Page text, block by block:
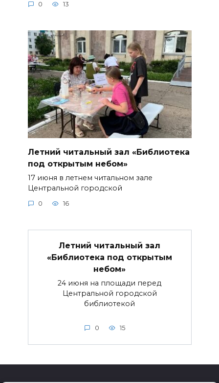
0 13
Летний читальный зал «Библиотека
под открытым небом»
17 июня в летнем читальном зале
Центральной городской
0 16
Летний читальный зал
«Библиотека под открытым
небом»
24 июня на площади перед
Центральной городской
библиотекой
0 15